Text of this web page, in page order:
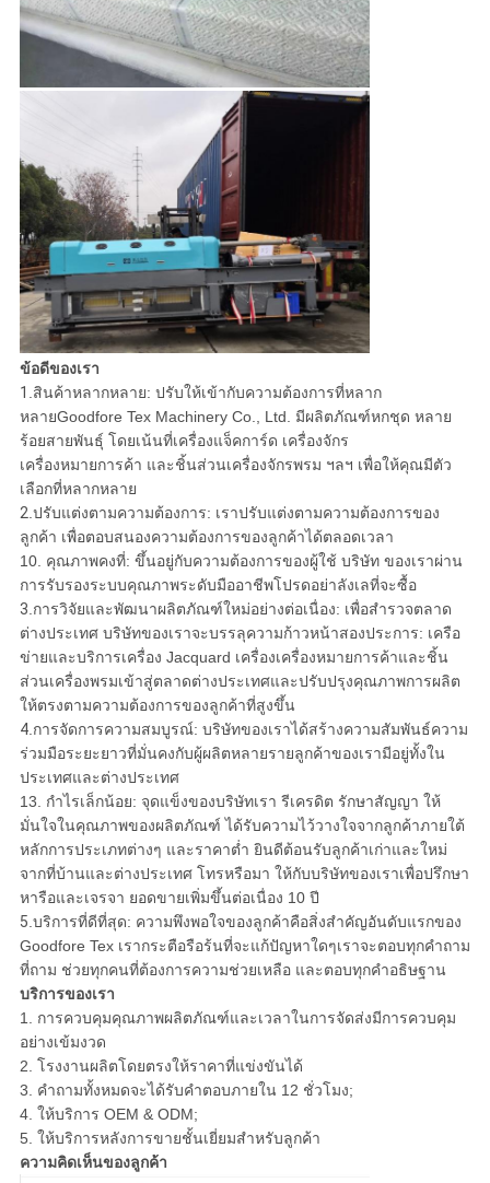
ข้อดีของเรา
1 .สินค้าหลากหลาย: ปรับให้เข้ากับความต้องการที่หลาก
หลายGoodfore Tex Machinery Co., Ltd. มีผลิตภัณฑ์หกชุด หลาย
ร้อยสายพันธุ์ โดยเน้นที่เครื่องแจ็คการ์ด เครื่องจักร
เครื่องหมายการค้า และชิ้นส่วนเครื่องจักรพรม ฯลฯ เพื่อให้คุณมีตัว
เลือกที่หลากหลาย
2 .ปรับแต่งตามความต้องการ: เราปรับแต่งตามความต้องการของ
ลูกค้า เพื่อตอบสนองความต้องการของลูกค้าได้ตลอดเวลา
10. คุณภาพคงที่: ขึ้นอยู่กับความต้องการของผู้ใช้ บริษัท ของเราผ่าน
การรับรองระบบคุณภาพระดับมืออาชีพโปรดอย่าลังเลที่จะซื้อ
3 .การวิจัยและพัฒนาผลิตภัณฑ์ใหม่อย่างต่อเนื่อง: เพื่อสำรวจตลาด
ต่างประเทศ บริษัทของเราจะบรรลุความก้าวหน้าสองประการ: เครือ
ข่ายและบริการเครื่อง Jacquard เครื่องเครื่องหมายการค้าและชิ้น
ส่วนเครื่องพรมเข้าสู่ตลาดต่างประเทศและปรับปรุงคุณภาพการผลิต
ให้ตรงตามความต้องการของลูกค้าที่สูงขึ้น
4.การจัดการความสมบูรณ์: บริษัทของเราได้สร้างความสัมพันธ์ความ
ร่วมมือระยะยาวที่มั่นคงกับผู้ผลิตหลายรายลูกค้าของเรามีอยู่ทั้งใน
ประเทศและต่างประเทศ
13. กำไรเล็กน้อย: จุดแข็งของบริษัทเรา รีเครดิต รักษาสัญญา ให้
มั่นใจในคุณภาพของผลิตภัณฑ์ ได้รับความไว้วางใจจากลูกค้าภายใต้
หลักการประเภทต่างๆ และราคาต่ำ ยินดีต้อนรับลูกค้าเก่าและใหม่
จากที่บ้านและต่างประเทศ โทรหรือมา ให้กับบริษัทของเราเพื่อปรึกษา
หารือและเจรจา ยอดขายเพิ่มขึ้นต่อเนื่อง 10 ปี
5 .บริการที่ดีที่สุด: ความพึงพอใจของลูกค้าคือสิ่งสำคัญอันดับแรกของ
Goodfore Tex เรากระตือรือร้นที่จะแก้ปัญหาใดๆเราจะตอบทุกคำถาม
ที่ถาม ช่วยทุกคนที่ต้องการความช่วยเหลือ และตอบทุกคำอธิษฐาน
บริการของเรา
1. การควบคุมคุณภาพผลิตภัณฑ์และเวลาในการจัดส่งมีการควบคุม
อย่างเข้มงวด
2. โรงงานผลิตโดยตรงให้ราคาที่แข่งขันได้
3. คำถามทั้งหมดจะได้รับคำตอบภายใน 12 ชั่วโมง;
4. ให้บริการ OEM & ODM;
5. ให้บริการหลังการขายชั้นเยี่ยมสำหรับลูกค้า
ความคิดเห็นของลูกค้า